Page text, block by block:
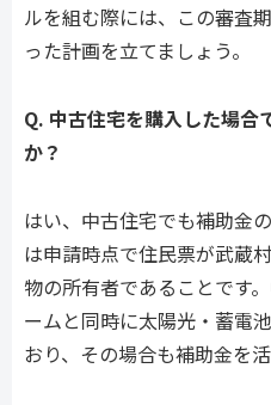
ルを組む際には、この審査
った計画を立てましょう。
Q. 中古住宅を購入した場合
か？
はい、中古住宅でも補助金
は申請時点で住民票が武蔵
物の所有者であることです
ームと同時に太陽光・蓄電
おり、その場合も補助金を活